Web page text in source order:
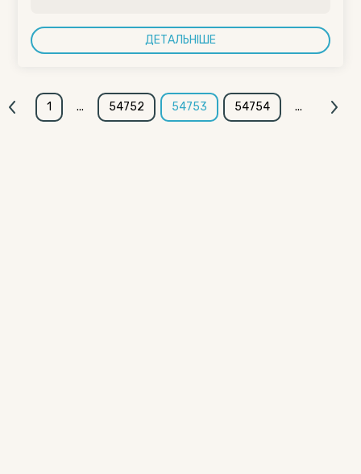
ДЕТАЛЬНІШЕ
1 ... 54752 54753 54754 ...